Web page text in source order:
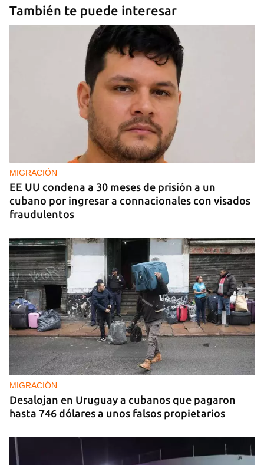
También te puede interesar
MIGRACIÓN
EE UU condena a 30 meses de prisión a un
cubano por ingresar a connacionales con visados
fraudulentos
MIGRACIÓN
Desalojan en Uruguay a cubanos que pagaron
hasta 746 dólares a unos falsos propietarios